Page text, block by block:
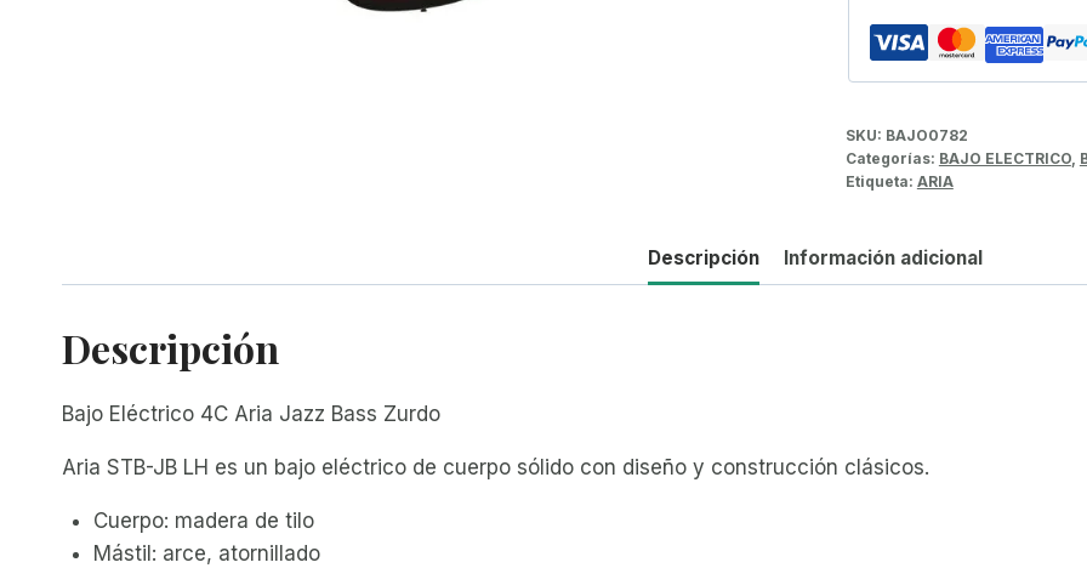
SKU: BAJO0782
Categorías: BAJO ELECTRICO,
Etiqueta: ARIA
Descripción Información adicional
Descripción
Bajo Eléctrico 4C Aria Jazz Bass Zurdo
Aria STB-JB LH es un bajo eléctrico de cuerpo sólido con diseño y construcción clásicos.
Cuerpo: madera de tilo
Mástil: arce, atornillado